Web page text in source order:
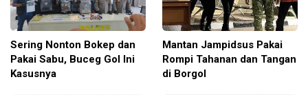
Sering Nonton Bokep dan
Pakai Sabu, Buceg Gol Ini
Kasusnya
Mantan Jampidsus Pakai
Rompi Tahanan dan Tangan
di Borgol